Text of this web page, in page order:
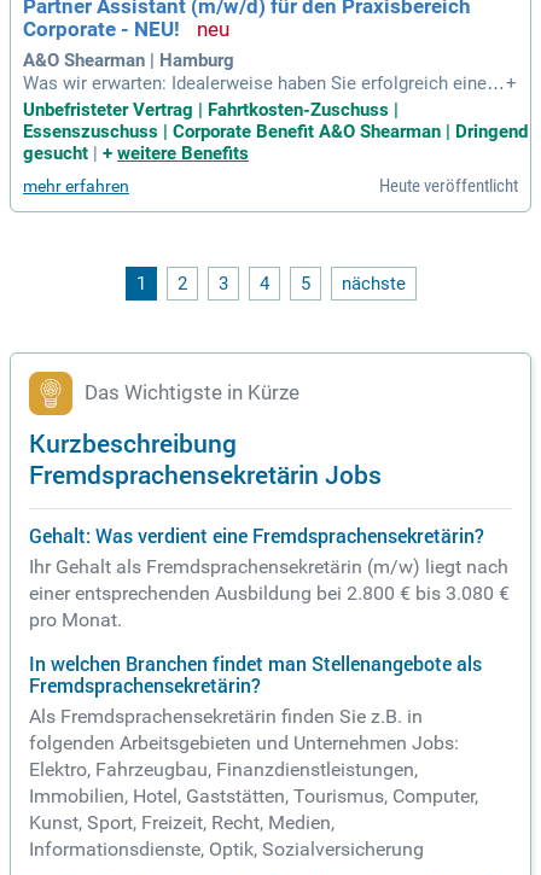
Partner Assistant (m/w/d) für den Praxisbereich
Corporate - NEU!
A&O Shearman | Hamburg
Was wir erwarten: Idealerweise haben Sie erfolgreich eine k
aufmännische Ausbildung, eine Ausbildung zur Fremdsprach
ensekretärin/zum Fremdsprachensekretär oder eine verglei
chbare Qualifikation absolviert; Erste Berufserfahrung im Se
+
Unbefristeter Vertrag | Fahrtkosten-Zuschuss |
Essenszuschuss | Corporate Benefit A&O Shearman | Dringend
gesucht
+ weitere Benefits
mehr erfahren Heute veröffentlicht
1 2 3 4 5 nächste
Das Wichtigste in Kürze
Kurzbeschreibung
Fremdsprachensekretärin Jobs
Gehalt: Was verdient eine Fremdsprachensekretärin?
Ihr Gehalt als Fremdsprachensekretärin (m/w) liegt nach
einer entsprechenden Ausbildung bei 2.800 € bis 3.080 €
pro Monat.
In welchen Branchen findet man Stellenangebote als
Fremdsprachensekretärin?
Als Fremdsprachensekretärin finden Sie z.B. in
folgenden Arbeitsgebieten und Unternehmen Jobs:
Elektro, Fahrzeugbau, Finanzdienstleistungen,
Immobilien, Hotel, Gaststätten, Tourismus, Computer,
Kunst, Sport, Freizeit, Recht, Medien,
Informationsdienste, Optik, Sozialversicherung